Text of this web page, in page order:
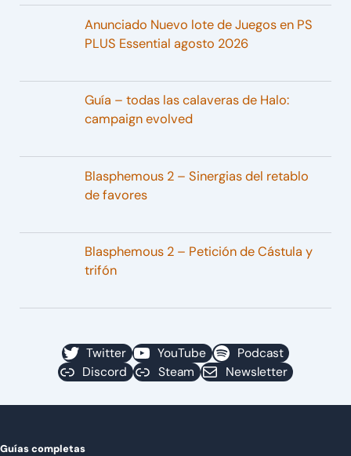
Anunciado Nuevo lote de Juegos en PS
PLUS Essential agosto 2026
Guía – todas las calaveras de Halo:
campaign evolved
Blasphemous 2 – Sinergias del retablo
de favores
Blasphemous 2 – Petición de Cástula y
trifón
Twitter YouTube
Podcast
Discord
Steam Newsletter
Guías completas